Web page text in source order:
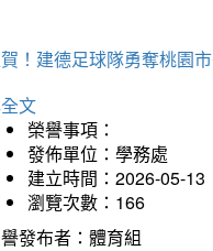
！建德足球隊勇奪桃園
文
榮譽事項：
發佈單位：學務處
建立時間：2026-05-13
瀏覽次數：166
發布者：體育組